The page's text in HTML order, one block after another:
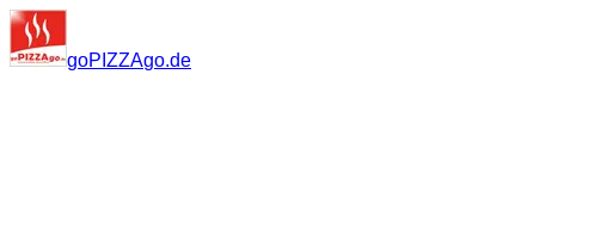
goPIZZAgo.de